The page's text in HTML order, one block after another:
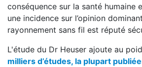
conséquence sur la santé humaine
une incidence sur l’opinion
rayonnement sans fil est réputé
L'étude du Dr Heuser ajoute au
milliers d’études, la plupart